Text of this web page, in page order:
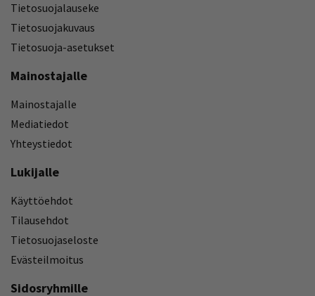
Tietosuojalauseke
Tietosuojakuvaus
Tietosuoja-asetukset
Mainostajalle
Mainostajalle
Mediatiedot
Yhteystiedot
Lukijalle
Käyttöehdot
Tilausehdot
Tietosuojaseloste
Evästeilmoitus
Sidosryhmille